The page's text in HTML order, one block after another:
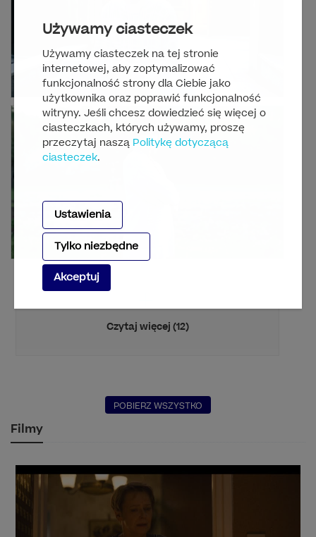
Używamy ciasteczek
Używamy ciasteczek na tej stronie
internetowej, aby zoptymalizować
funkcjonalność strony dla Ciebie jako
użytkownika oraz poprawić funkcjonalność
witryny. Jeśli chcesz dowiedzieć się więcej o
ciasteczkach, których używamy, proszę
przeczytaj naszą Politykę dotyczącą
ciasteczek.
Ustawienia
Tylko niezbędne
Akceptuj
Czytaj więcej (12)
POBIERZ WSZYSTKO
Filmy